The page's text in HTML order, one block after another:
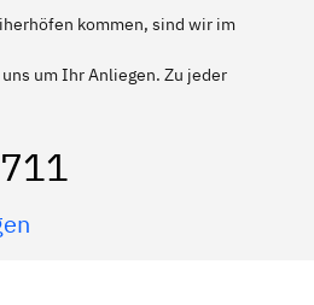
kommen, sind wir im
um Ihr Anliegen. Zu jeder